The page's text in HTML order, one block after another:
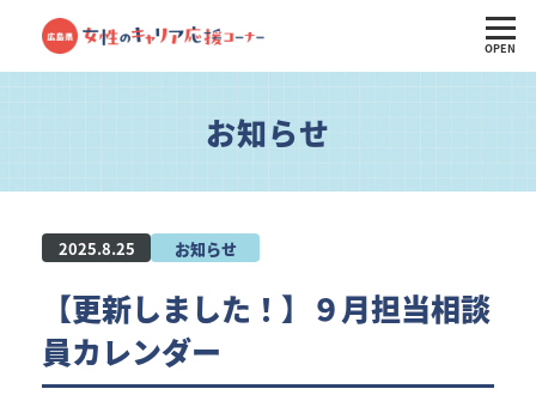
OPEN
お知らせ
2025.8.25 お知らせ
【更新しました！】９月担当相談
員カレンダー